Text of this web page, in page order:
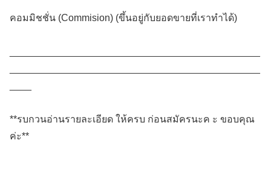
คอมมิชชั่น (Commision) (ขึ้นอยู่กับยอดขายที่เราทำได้)
**รบกวนอ่านรายละเอียด ให้ครบ ก่อนสมัครนะค ะ ขอบคุณ
ค่ะ**